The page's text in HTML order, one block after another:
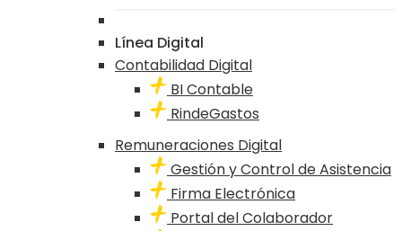
Línea Digital
Contabilidad Digital
BI Contable
RindeGastos
Remuneraciones Digital
Gestión y Control de Asistencia
Firma Electrónica
Portal del Colaborador